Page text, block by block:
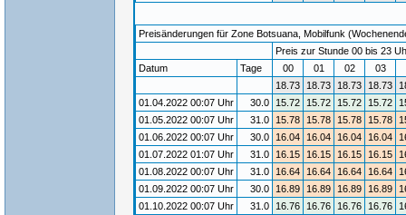
Preisänderungen für Zone Botsuana, Mobilfunk
Preis zur Stunde 00 bis 23
Datum
Tage 00 01 02 03
18.73
18.73 18.73 18.73
01.04.2022 00:07 Uhr
30.0 15.72 15.72 15.72 15.72
01.05.2022 00:07 Uhr
31.0 15.78 15.78 15.78 15.78
01.06.2022 00:07 Uhr
30.0 16.04 16.04 16.04 16.04
01.07.2022 01:07 Uhr
31.0 16.15 16.15 16.15 16.15
01.08.2022 00:07 Uhr
31.0 16.64 16.64 16.64 16.64
01.09.2022 00:07 Uhr
30.0 16.89 16.89 16.89 16.89
01.10.2022 00:07 Uhr
31.0 16.76 16.76 16.76 16.76